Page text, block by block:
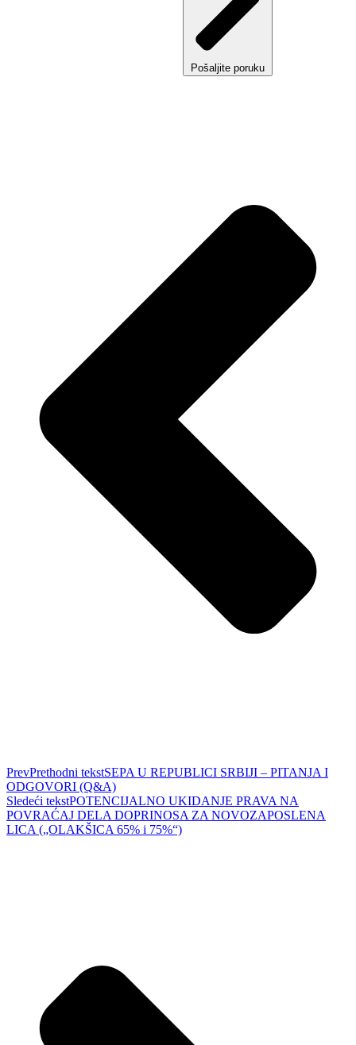
Pošaljite poruku
PrevPrethodni tekstSEPA U REPUBLICI SRBIJI – PITANJA I
ODGOVORI (Q&A)
Sledeći tekstPOTENCIJALNO UKIDANJE PRAVA NA
POVRAĆAJ DELA DOPRINOSA ZA NOVOZAPOSLENA
LICA („OLAKŠICA 65% i 75%“)